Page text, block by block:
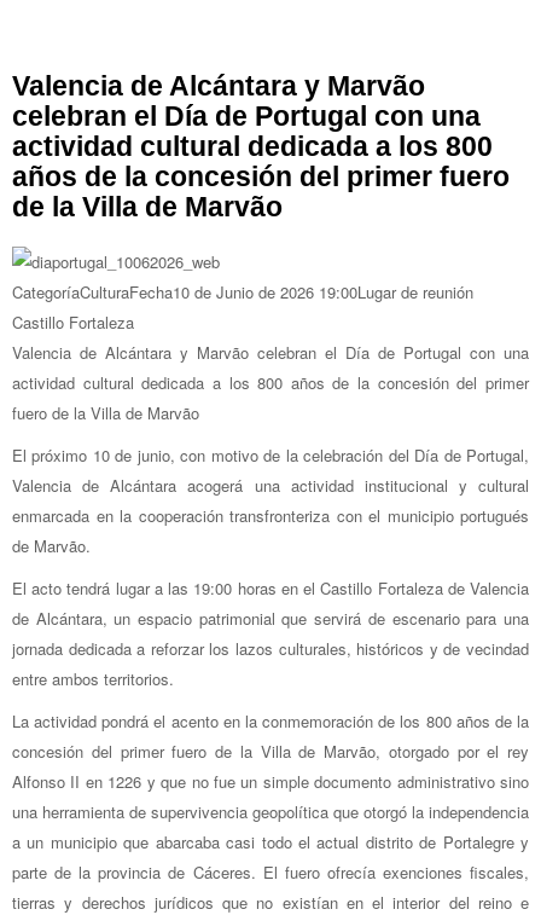
Valencia de Alcántara y Marvão
celebran el Día de Portugal con una
actividad cultural dedicada a los 800
años de la concesión del primer fuero
de la Villa de Marvão
CategoríaCulturaFecha10 de Junio de 2026 19:00Lugar de reunión
Castillo Fortaleza
Valencia de Alcántara y Marvão celebran el Día de Portugal con una
actividad cultural dedicada a los 800 años de la concesión del primer
fuero de la Villa de Marvão
El próximo 10 de junio, con motivo de la celebración del Día de Portugal,
Valencia de Alcántara acogerá una actividad institucional y cultural
enmarcada en la cooperación transfronteriza con el municipio portugués
de Marvão.
El acto tendrá lugar a las 19:00 horas en el Castillo Fortaleza de Valencia
de Alcántara, un espacio patrimonial que servirá de escenario para una
jornada dedicada a reforzar los lazos culturales, históricos y de vecindad
entre ambos territorios.
La actividad pondrá el acento en la conmemoración de los 800 años de la
concesión del primer fuero de la Villa de Marvão, otorgado por el rey
Alfonso II en 1226 y que no fue un simple documento administrativo sino
una herramienta de supervivencia geopolítica que otorgó la independencia
a un municipio que abarcaba casi todo el actual distrito de Portalegre y
parte de la provincia de Cáceres. El fuero ofrecía exenciones fiscales,
tierras y derechos jurídicos que no existían en el interior del reino e